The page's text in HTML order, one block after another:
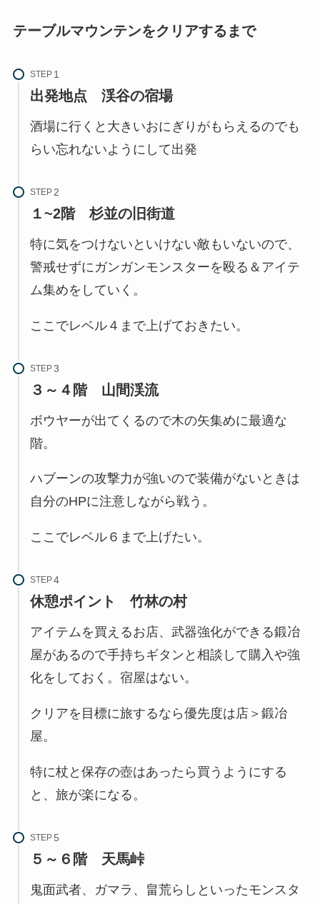
テーブルマウンテンをクリアするまで
STEP
出発地点 渓谷の宿場
酒場に行くと大きいおにぎりがもらえるのでも
らい忘れないようにして出発
STEP
１~2階杉並の旧街道
特に気をつけないといけない敵もいないので、
警戒せずにガンガンモンスターを殴る＆アイテ
ム集めをしていく。
ここでレベル４まで上げておきたい。
STEP
３～４階 山間渓流
ボウヤーが出てくるので木の矢集めに最適な
階。
ハブーンの攻撃力が強いので装備がないときは
自分のHPに注意しながら戦う。
ここでレベル６まで上げたい。
STEP
休憩ポイント 竹林の村
アイテムを買えるお店、武器強化ができる鍛冶
屋があるので手持ちギタンと相談して購入や強
化をしておく。宿屋はない。
クリアを目標に旅するなら優先度は店＞鍛冶
屋。
特に杖と保存の壺はあったら買うようにする
と、旅が楽になる。
STEP
５～６階 天馬峠
鬼面武者、ガマラ、畠荒らしといったモンスタ